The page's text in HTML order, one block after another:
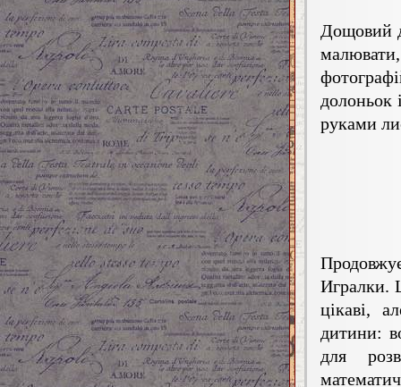
Дощовий
долоньок
руками
Игралки.
цікаві,
дитини:
для